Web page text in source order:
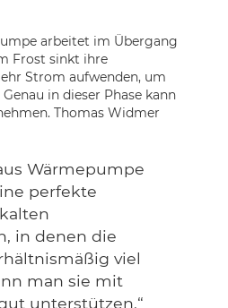
arbeitet im Übergang
Frost sinkt ihre
Strom aufwenden, um
in dieser Phase kann
Thomas Widmer
Wärmepumpe
perfekte
in denen die
viel
man sie mit
unterstützen.“